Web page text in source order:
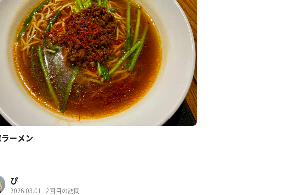
ーメン
ぴ
2026.03.01 2回目の訪問